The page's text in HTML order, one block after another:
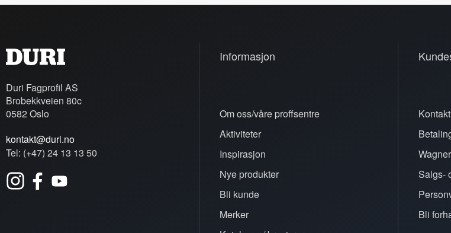
Duri Fagprofil AS
Brobekkveien 80c
0582 Oslo
kontakt@duri.no
Tel: (+47) 24 13 13 50
Informasjon
Om oss/våre proffsentre
Aktiviteter
Inspirasjon
Nye produkter
Bli kunde
Merker
Salgs-
Bli